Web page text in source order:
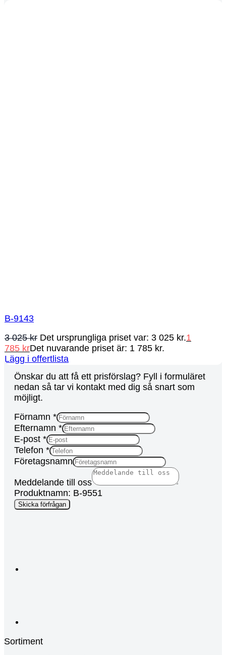
B-9143
3 025kr Det ursprungliga priset var: 3 025 kr.1
785 krDet nuvarande priset är: 1 785 kr.
Lägg i offertlista
Önskar du att få ett prisförslag? Fyll i formuläret
nedan så tar vi kontakt med dig så snart som
möjligt.
Förnamn *
Efternamn *
E-post *
Telefon *
Företagsnamn
Meddelande till oss
Produktnamn: B-9551
Layout
Skicka förfrågan
Sortiment